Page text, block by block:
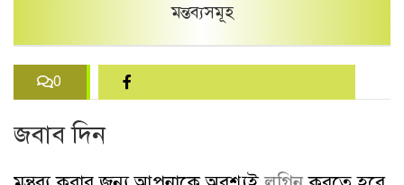
মন্তব্যসমূহ
0
জবাব দিন